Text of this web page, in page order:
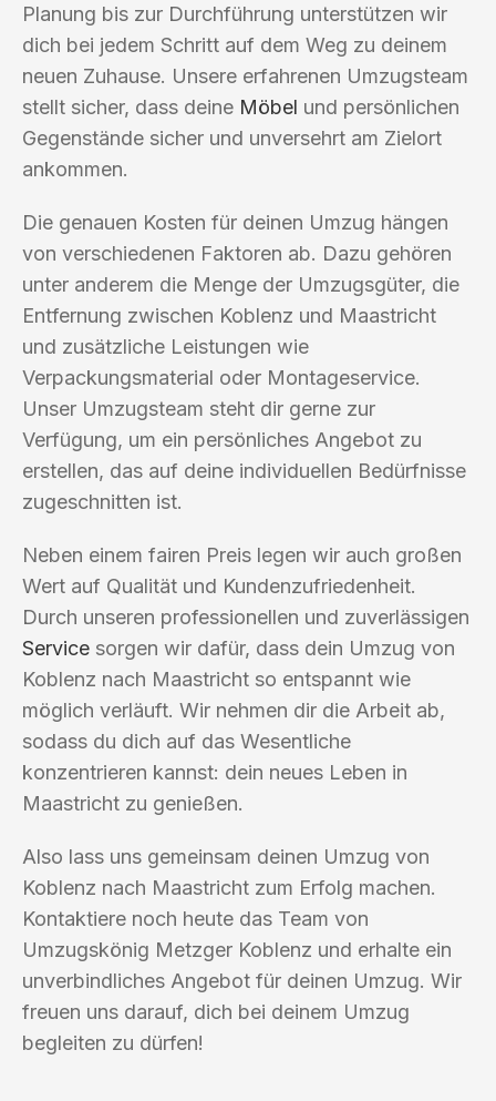
Planung bis zur Durchführung unterstützen wir
dich bei jedem Schritt auf dem Weg zu deinem
neuen Zuhause. Unsere erfahrenen Umzugsteam
stellt sicher, dass deine Möbel und persönlichen
Gegenstände sicher und unversehrt am Zielort
ankommen.
Die genauen Kosten für deinen Umzug hängen
von verschiedenen Faktoren ab. Dazu gehören
unter anderem die Menge der Umzugsgüter, die
Entfernung zwischen Koblenz und Maastricht
und zusätzliche Leistungen wie
Verpackungsmaterial oder Montageservice.
Unser Umzugsteam steht dir gerne zur
Verfügung, um ein persönliches Angebot zu
erstellen, das auf deine individuellen Bedürfnisse
zugeschnitten ist.
Neben einem fairen Preis legen wir auch großen
Wert auf Qualität und Kundenzufriedenheit.
Durch unseren professionellen und zuverlässigen
Service sorgen wir dafür, dass dein Umzug von
Koblenz nach Maastricht so entspannt wie
möglich verläuft. Wir nehmen dir die Arbeit ab,
sodass du dich auf das Wesentliche
konzentrieren kannst: dein neues Leben in
Maastricht zu genießen.
Also lass uns gemeinsam deinen Umzug von
Koblenz nach Maastricht zum Erfolg machen.
Kontaktiere noch heute das Team von
Umzugskönig Metzger Koblenz und erhalte ein
unverbindliches Angebot für deinen Umzug. Wir
freuen uns darauf, dich bei deinem Umzug
begleiten zu dürfen!